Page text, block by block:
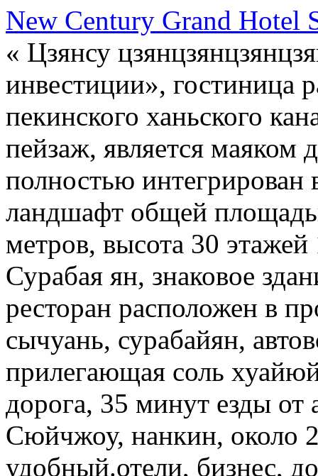
New Century Grand Hotel
« Цзянсу
инвестиции», гостиница
пекинского ханьского
пейзаж, является маяком
полностью интегрирован
ландшафт общей
метров, высота 30
Сурабая ян, знаковое
ресторан расположен в
сычуань, сурабайян,
прилегающая соль
дорога, 35 минут езды от
Сюйчжоу, нанкин, около
удобный.отели, бизнес,